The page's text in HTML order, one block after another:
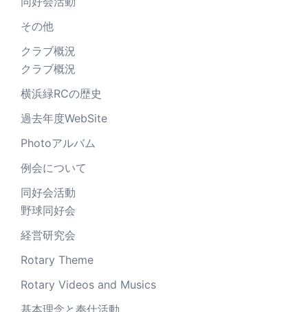
その他
クラブ概況
クラブ概況
横浜緑RCの歴史
過去年度WebSite
Photoアルバム
例会について
同好会活動
野球同好会
経営研究会
Rotary Theme
Rotary Videos and Musics
基本理念と奉仕活動